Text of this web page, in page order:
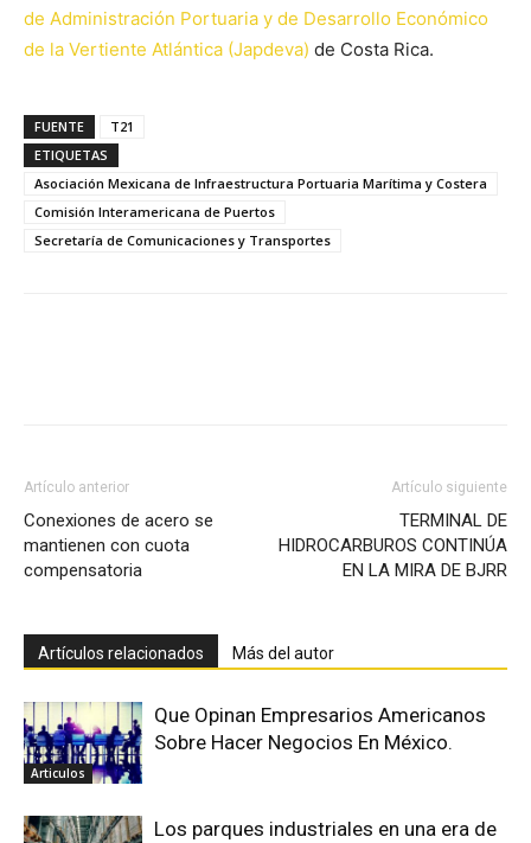
de Administración Portuaria y de Desarrollo Económico
de la Vertiente Atlántica (Japdeva) de Costa Rica.
FUENTE
T21
ETIQUETAS
Asociación Mexicana de Infraestructura Portuaria Marítima y Costera
Comisión Interamericana de Puertos
Secretaría de Comunicaciones y Transportes
Artículo anterior
Conexiones de acero se
mantienen con cuota
compensatoria
Artículo siguiente
TERMINAL DE
HIDROCARBUROS CONTINÚA
EN LA MIRA DE BJRR
Artículos relacionados Más del autor
Articulos
Que Opinan Empresarios Americanos
Sobre Hacer Negocios En México.
Los parques industriales en una era de